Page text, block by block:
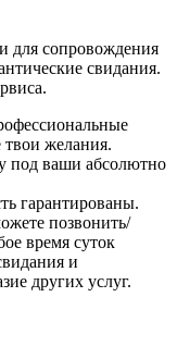
для сопровождения
свидания.
твои желания.
под ваши абсолютно
гарантированы.
позвонить/
время суток
и
других услуг.